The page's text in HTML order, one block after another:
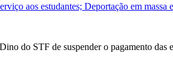
aos estudantes; Deportação em
do STF de suspender o pagamento das